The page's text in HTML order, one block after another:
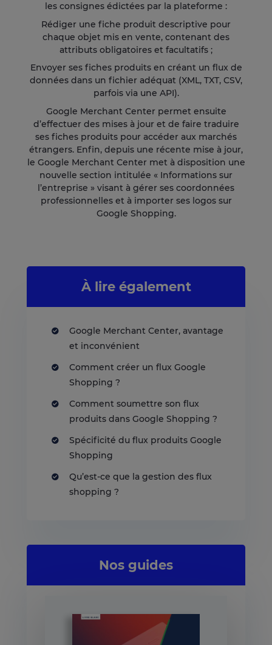
les consignes édictées par la plateforme :
Rédiger une fiche produit descriptive pour
chaque objet mis en vente, contenant des
attributs obligatoires et facultatifs ;
Envoyer ses fiches produits en créant un flux de
données dans un fichier adéquat (XML, TXT, CSV,
parfois via une API).
Google Merchant Center permet ensuite
d’effectuer des mises à jour et de faire traduire
ses fiches produits pour accéder aux marchés
étrangers. Enfin, depuis une récente mise à jour,
le Google Merchant Center met à disposition une
nouvelle section intitulée « Informations sur
l’entreprise » visant à gérer ses coordonnées
professionnelles et à importer ses logos sur
Google Shopping.
À lire également
Google Merchant Center, avantage
et inconvénient
Comment créer un flux Google
Shopping ?
Comment soumettre son flux
produits dans Google Shopping ?
Spécificité du flux produits Google
Shopping
Qu’est-ce que la gestion des flux
shopping ?
Nos guides